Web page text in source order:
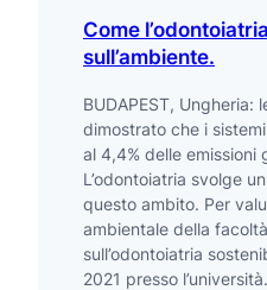
Come
sull’ambiente.
BUDAPEST, Ungheria:
dimostrato che i
al 4,4% delle emissioni
L’odontoiatria svolge
questo ambito. Per
ambientale della
sull’odontoiatria
2021 presso